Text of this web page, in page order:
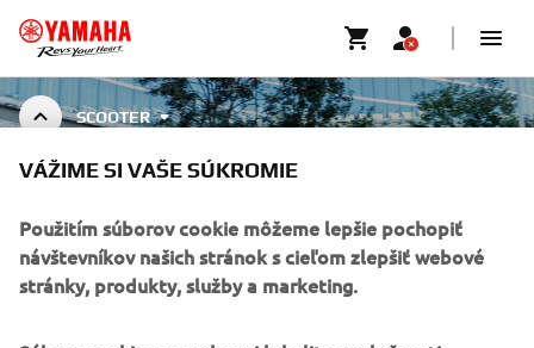
SCOOTER
SCOOTER CLOTHING & RIDING
GEAR COLLECTION
VÁŽIME SI VAŠE SÚKROMIE
Použitím súborov cookie môžeme lepšie pochopiť
návštevníkov našich stránok s cieľom zlepšiť webové
stránky, produkty, služby a marketing.